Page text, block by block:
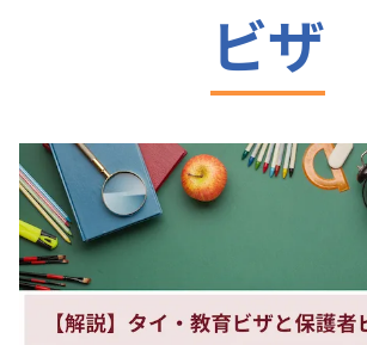
ビザ